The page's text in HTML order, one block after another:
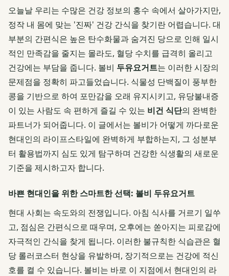
오늘날 우리는 수많은 건강 정보의 홍수 속에서 살아가지만,
정작 내 몸에 맞는 '진짜' 건강 간식을 찾기란 어렵습니다. 대
부분의 간편식은 높은 탄수화물과 숨겨진 당으로 인해 일시
적인 만족감을 줄지는 몰라도, 혈당 수치를 급격히 올리고
건강에는 부담을 줍니다. 볼비 두유요거트는 이러한 시장의
문제점을 정확히 파고들었습니다. 식물성 단백질이 풍부한
콩을 기반으로 하여 포만감을 오래 유지시키고, 유당불내증
이 있는 사람도 속 편하게 즐길 수 있는 비건 식단의 완벽한
파트너가 되어줍니다. 이 글에서는 볼비가 어떻게 까다로운
현대인의 라이프스타일에 완벽하게 부합하는지, 그 성분부
터 활용법까지 심도 있게 탐구하며 건강한 식생활의 새로운
기준을 제시하고자 합니다.
바쁜 현대인을 위한 스마트한 선택: 볼비 두유요거트
현대 사회는 속도와의 전쟁입니다. 아침 식사를 거르기 일쑤
고, 점심은 간편식으로 때우며, 오후에는 쏟아지는 피로감에
자극적인 간식을 찾게 됩니다. 이러한 불규칙한 식습관은 혈
당 롤러코스터 현상을 유발하며, 장기적으로는 건강에 적신
호를 켤 수 있습니다. 볼비는 바로 이 지점에서 현대인의 라